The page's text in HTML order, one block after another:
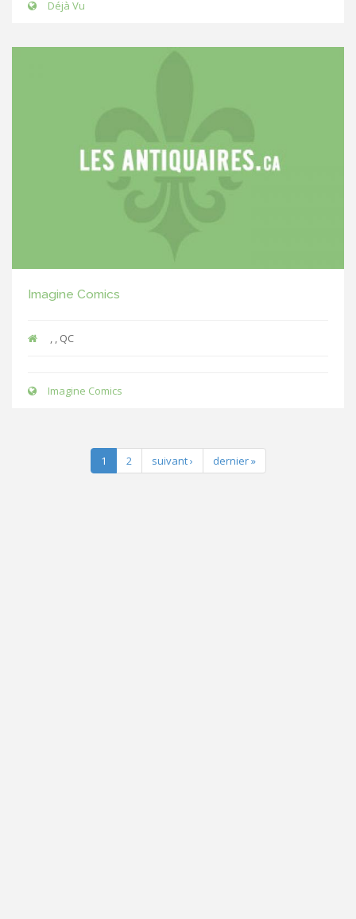
Déjà Vu
Imagine Comics
, , QC
Imagine Comics
1 2 suivant › dernier »